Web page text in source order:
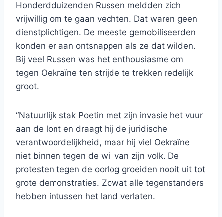
Honderdduizenden Russen meldden zich
vrijwillig om te gaan vechten. Dat waren geen
dienstplichtigen. De meeste gemobiliseerden
konden er aan ontsnappen als ze dat wilden.
Bij veel Russen was het enthousiasme om
tegen Oekraïne ten strijde te trekken redelijk
groot.
“Natuurlijk stak Poetin met zijn invasie het vuur
aan de lont en draagt hij de juridische
verantwoordelijkheid, maar hij viel Oekraïne
niet binnen tegen de wil van zijn volk. De
protesten tegen de oorlog groeiden nooit uit tot
grote demonstraties. Zowat alle tegenstanders
hebben intussen het land verlaten.